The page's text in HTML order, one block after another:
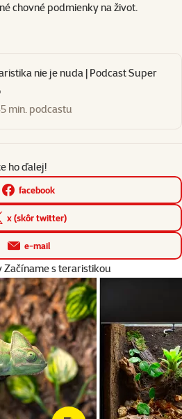
chovné podmienky na život.
nie je nuda | Podcast Super
min. podcastu
ho ďalej!
facebook
x (skôr twitter)
e-mail
Začíname s teraristikou